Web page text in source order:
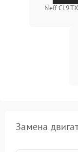
Neff
Замена